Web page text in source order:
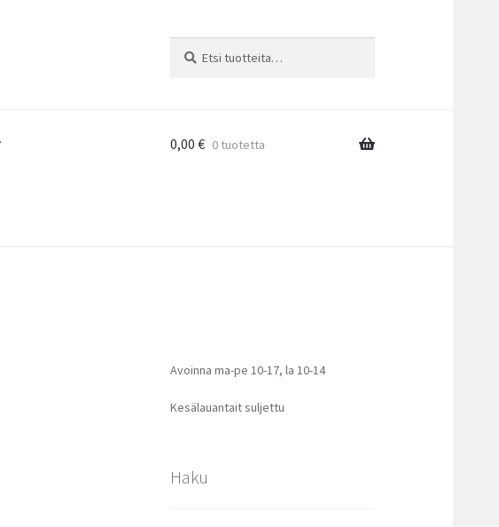
0,00 € 0 tuotetta
Avoinna ma-pe 10-17, la 10-14
Kesälauantait suljettu
Haku